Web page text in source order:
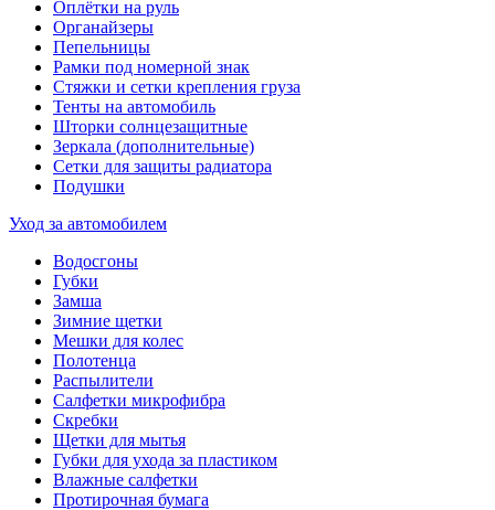
Оплётки на руль
Органайзеры
Пепельницы
Рамки под номерной знак
Стяжки и сетки крепления груза
Тенты на автомобиль
Шторки солнцезащитные
Зеркала (дополнительные)
Сетки для защиты радиатора
Подушки
Уход за автомобилем
Водосгоны
Губки
Замша
Зимние щетки
Мешки для колес
Полотенца
Распылители
Салфетки микрофибра
Скребки
Щетки для мытья
Губки для ухода за пластиком
Влажные салфетки
Протирочная бумага